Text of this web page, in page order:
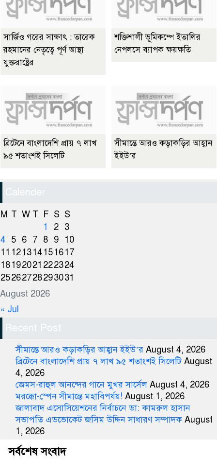
সার্জিও গরের সাক্ষাৎ : তারেক
রহমানের নেতৃত্বে পূর্ণ আস্থা
যুক্তরাষ্ট্রের
শক্তিশালী ভূমিকম্পে ইতালির
নেপলসে ব্যাপক ক্ষয়ক্ষতি
ব্রিটেনে বাংলাদেশি প্রায় ৭ লাখ
৯৫ শতাংশই সিলেটি
সীমান্তে আরও কড়াকড়ির আহ্বান
ইইউ’র
Calender
August 2026
M T W T F S S
1
2 3
4 5 6 7 8 9
10
11 121314151617
18192021 222324
25262728293031
« Jul
Recent Post
সীমান্তে আরও কড়াকড়ির আহ্বান ইইউ’র August 4, 2026
ব্রিটেনে বাংলাদেশি প্রায় ৭ লাখ ৯৫ শতাংশই সিলেটি August
4, 2026
জেমস-রাহুল আনন্দের গানে মুখর সার্সেল August 4, 2026
মরক্কো-স্পেন সীমান্তে মহাবিপর্যয়! August 1, 2026
জালাবাদ এসোসিয়েশনের নির্বাচনে ডা: কামরুল হাসান
সভাপতি এডভোকেট জসিম উদ্দিন সাধারণ সম্পাদক August
1, 2026
সর্বশেষ সংবাদ